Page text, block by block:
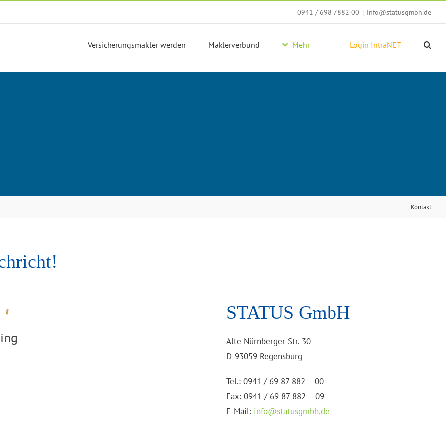
0941 / 698 7882 00 | info@statusgmbh.de
Versicherungsmakler werden Maklerverbund Mehr Login IntraNET
Kontakt
STATUS GmbH
Alte Nürnberger Str. 30
D-93059 Regensburg
Tel.: 0941 / 69 87 882 – 00
Fax: 0941 / 69 87 882 – 09
E-Mail: info@statusgmbh.de